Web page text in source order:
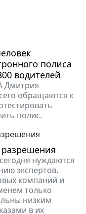
полиса
водителей
Дмитрия
обращаются к
полис.
нуждаются
экспертов,
компаний и
только
низким
в их